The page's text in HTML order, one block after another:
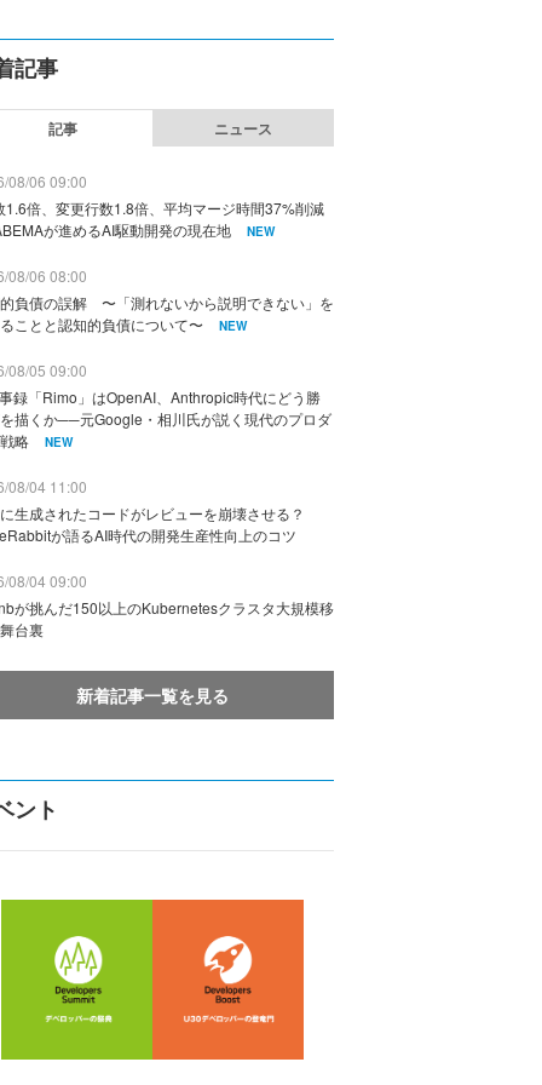
記事
記事 ニュース
08/06 09:00
1.6倍、変更行数1.8倍、平均マージ時間37%削減
が進めるAI駆動開発の現在地
NEW
08/06 08:00
負債の誤解 〜「測れないから説明できない」を
ことと認知的負債について〜
NEW
08/05 09:00
録「Rimo」はOpenAI、Anthropic時代にどう勝
描くか──元Google・相川氏が説く現代のプロダ
略
NEW
08/04 11:00
生成されたコードがレビューを崩壊させる？
が語るAI時代の開発生産性向上のコツ
08/04 09:00
が挑んだ150以上のKubernetesクラスタ大規模移
台裏
新着記事一覧を見る
ント